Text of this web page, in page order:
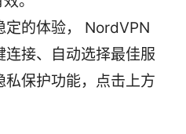
定的体验， NordVPN
接、自动选择最佳服
私保护功能，点击上方